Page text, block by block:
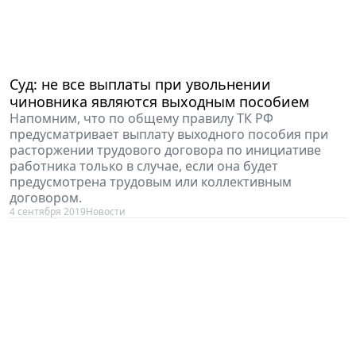
Суд: не все выплаты при увольнении
чиновника являются выходным пособием
Напомним, что по общему правилу ТК РФ
предусматривает выплату выходного пособия при
расторжении трудового договора по инициативе
работника только в случае, если она будет
предусмотрена трудовым или коллективным
договором.
4 сентября 2019Новости